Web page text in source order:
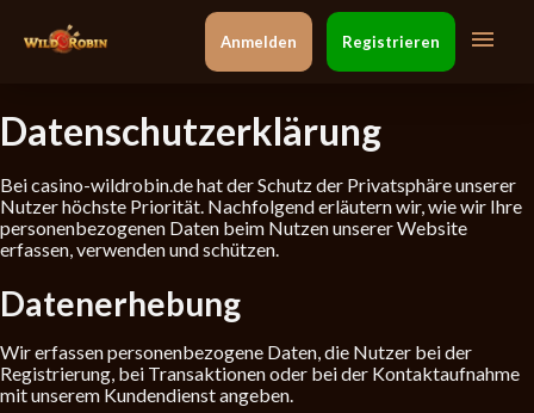
Anmelden Registrieren
Datenschutzerklärung
Bei casino-wildrobin.de hat der Schutz der Privatsphäre unserer
Nutzer höchste Priorität. Nachfolgend erläutern wir, wie wir Ihre
personenbezogenen Daten beim Nutzen unserer Website
erfassen, verwenden und schützen.
Datenerhebung
Wir erfassen personenbezogene Daten, die Nutzer bei der
Registrierung, bei Transaktionen oder bei der Kontaktaufnahme
mit unserem Kundendienst angeben.